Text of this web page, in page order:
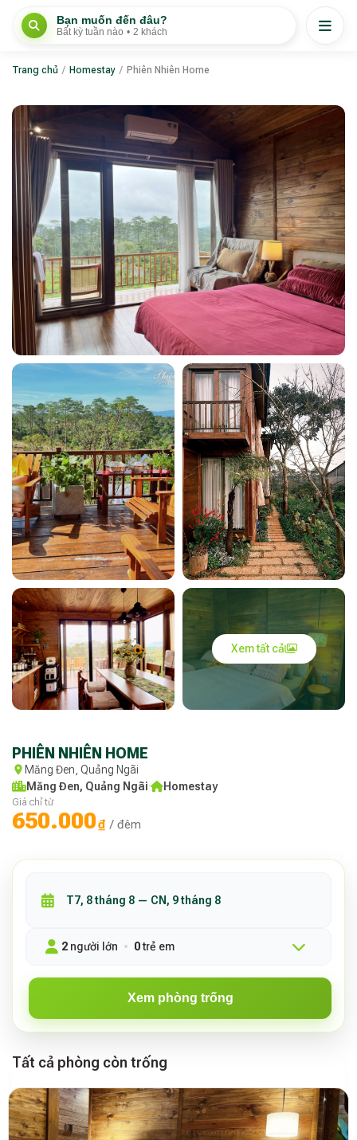
Bạn muốn đến đâu?
Bất kỳ tuần nào • 2 khách
Trang chủ / Homestay / Phiên Nhiên Home
Xem tất cả
PHIÊN NHIÊN HOME
Măng Đen, Quảng Ngãi
Măng Đen, Quảng Ngãi· Homestay
Giá chỉ từ
650.000₫ / đêm
2 người lớn 0trẻ em
Xem phòng trống
Tất cả phòng còn trống